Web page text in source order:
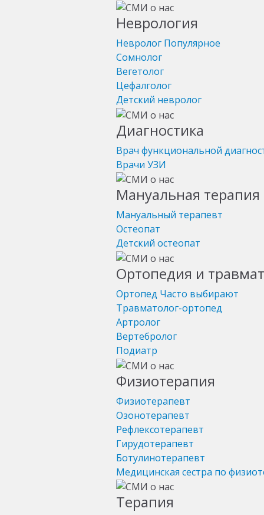
Неврология
Невролог Популярное
Сомнолог
Вегетолог
Цефалголог
Детский невролог
Диагностика
Врач функциональной
Врачи УЗИ
Мануальная терапия
Мануальный терапевт
Остеопат
Детский остеопат
Ортопедия и
Ортопед Часто выбирают
Травматолог-ортопед
Артролог
Вертебролог
Подиатр
Физиотерапия
Физиотерапевт
Озонотерапевт
Рефлексотерапевт
Гирудотерапевт
Ботулинотерапевт
Медицинская сестра по
Терапия